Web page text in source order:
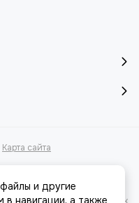
Карта сайта
и другие
в навигации, а также